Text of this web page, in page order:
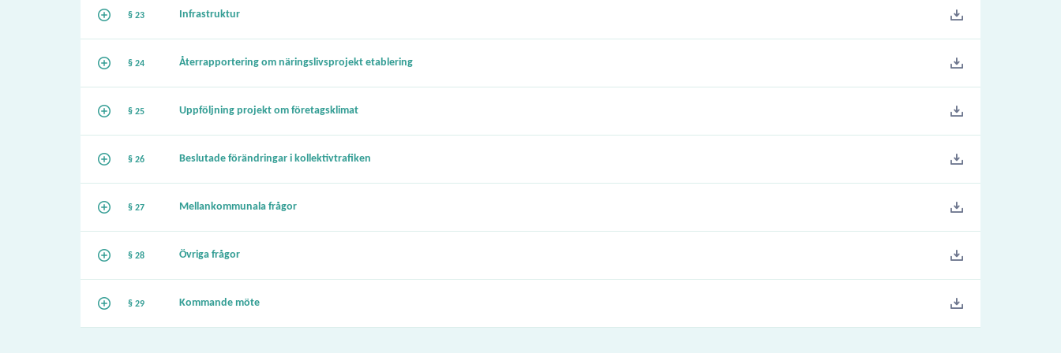
§ 23 Infrastruktur
§ 24 Återrapportering om näringslivsprojekt etablering
§ 25 Uppföljning projekt om företagsklimat
§ 26 Beslutade förändringar i kollektivtrafiken
§ 27 Mellankommunala frågor
§ 28 Övriga frågor
§ 29 Kommande möte